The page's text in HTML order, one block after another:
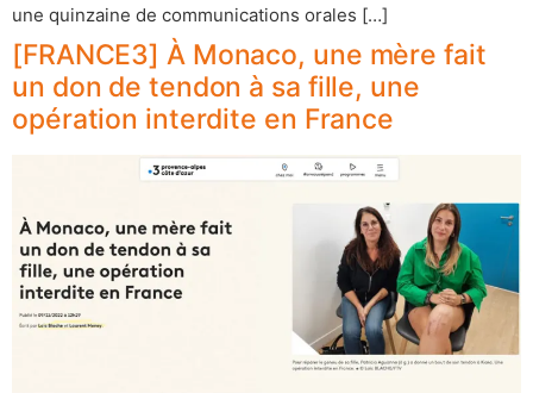
une quinzaine de communications orales […]
[FRANCE3] À Monaco, une mère fait
un don de tendon à sa fille, une
opération interdite en France